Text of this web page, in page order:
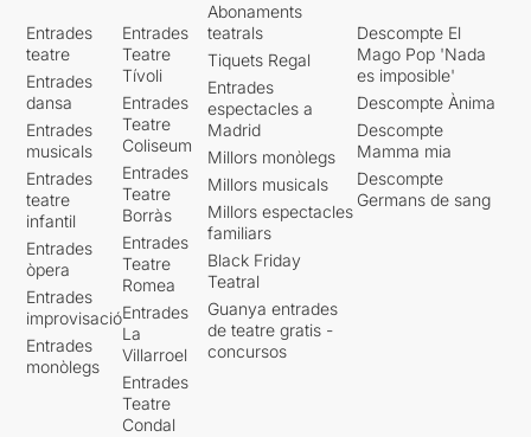
Entrades
teatre
Entrades
dansa
Entrades
musicals
Entrades
teatre
infantil
Entrades
òpera
Entrades
improvisació
Entrades
monòlegs
Entrades
Teatre
Tívoli
Entrades
Teatre
Coliseum
Entrades
Teatre
Borràs
Entrades
Teatre
Romea
Entrades
La
Villarroel
Entrades
Teatre
Condal
Abonaments
teatrals
Tiquets Regal
Entrades
espectacles a
Madrid
Millors monòlegs
Millors musicals
Millors espectacles
familiars
Black Friday
Teatral
Guanya entrades
de teatre gratis -
concursos
Descompte El
Mago Pop 'Nada
es imposible'
Descompte Ànima
Descompte
Mamma mia
Descompte
Germans de sang